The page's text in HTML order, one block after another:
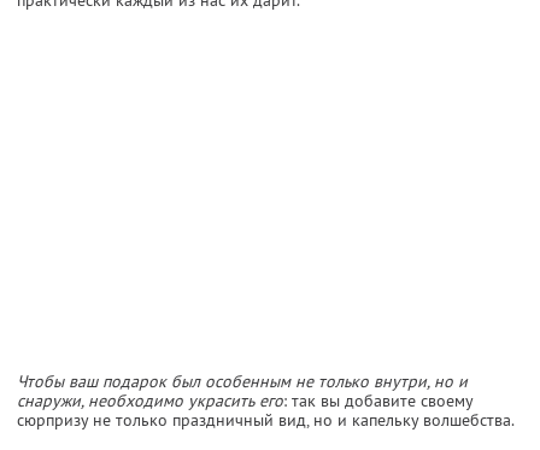
Чтобы ваш подарок был особенным не только внутри, но и
снаружи, необходимо украсить его: так вы добавите своему
сюрпризу не только праздничный вид, но и капельку волшебства.